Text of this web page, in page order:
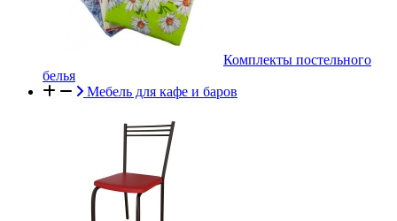
Комплекты постельного
белья
Мебель для кафе и баров